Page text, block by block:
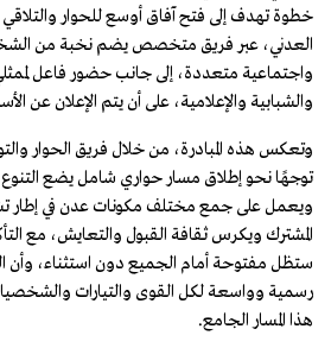
خطوة تهدف إلى فتح آفاق أوسع للحوار
العدني، عبر فريق متخصص يضم نخبة من
واجتماعية متعددة، إلى جانب حضور فاعل
والشبابية والإعلامية، على أن يتم الإعلان عن
وتعكس هذه المبادرة، من خلال فريق الحوار
توجهًا نحو إطلاق مسار حواري شامل يضع التنوع
ويعمل على جمع مختلف مكونات عدن في إطار
المشترك ويكرس ثقافة القبول والتعايش، مع
ستظل مفتوحة أمام الجميع دون استثناء، وأن
رسمية وواسعة لكل القوى والتيارات
هذا المسار الجامع.